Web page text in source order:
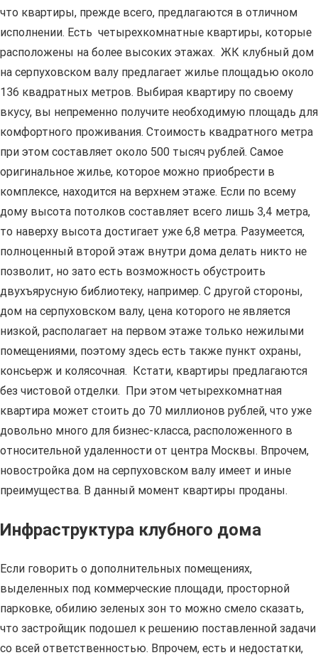
что квартиры, прежде всего, предлагаются в отличном
исполнении. Есть четырехкомнатные квартиры, которые
расположены на более высоких этажах. ЖК клубный дом
на серпуховском валу предлагает жилье площадью около
136 квадратных метров. Выбирая квартиру по своему
вкусу, вы непременно получите необходимую площадь для
комфортного проживания. Стоимость квадратного метра
при этом составляет около 500 тысяч рублей. Самое
оригинальное жилье, которое можно приобрести в
комплексе, находится на верхнем этаже. Если по всему
дому высота потолков составляет всего лишь 3,4 метра,
то наверху высота достигает уже 6,8 метра. Разумеется,
полноценный второй этаж внутри дома делать никто не
позволит, но зато есть возможность обустроить
двухъярусную библиотеку, например. С другой стороны,
дом на серпуховском валу, цена которого не является
низкой, располагает на первом этаже только нежилыми
помещениями, поэтому здесь есть также пункт охраны,
консьерж и колясочная. Кстати, квартиры предлагаются
без чистовой отделки. При этом четырехкомнатная
квартира может стоить до 70 миллионов рублей, что уже
довольно много для бизнес-класса, расположенного в
относительной удаленности от центра Москвы. Впрочем,
новостройка дом на серпуховском валу имеет и иные
преимущества. В данный момент квартиры проданы.
Инфраструктура клубного дома
Если говорить о дополнительных помещениях,
выделенных под коммерческие площади, просторной
парковке, обилию зеленых зон то можно смело сказать,
что застройщик подошел к решению поставленной задачи
со всей ответственностью. Впрочем, есть и недостатки,